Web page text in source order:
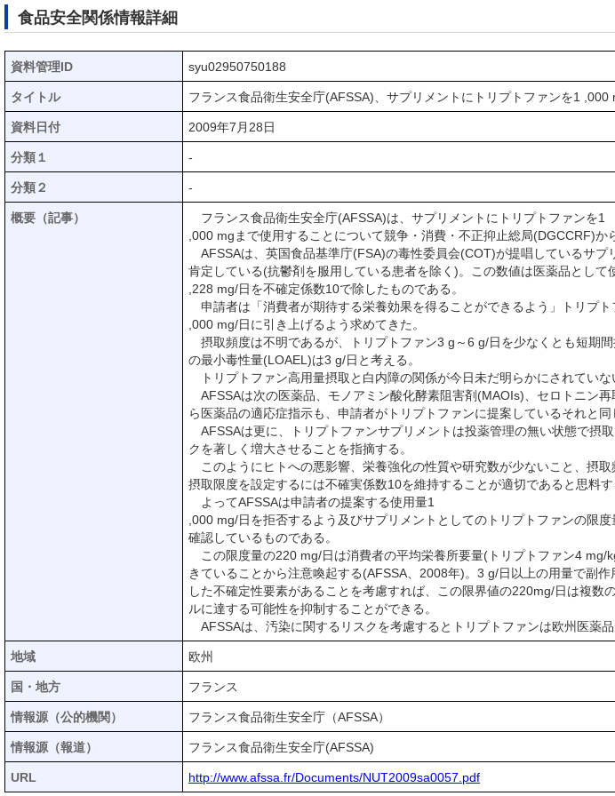
食品安全関係情報詳細
資料管理ID syu02950750188
タイトル フランス食品衛生安全庁(AFSSA)、サプリメントにトリプトファンを1
資料日付 2009年7月28日
分類１ -
分類２ -
概要（記事）
フランス食品衛生安全庁(AFSSA)は、サプリメントにトリプトファンを1
,000 mgまで使用することについて競争・消費・不正抑止総局(DGCCRF)か
AFSSAは、英国食品基準庁(FSA)の毒性委員会(COT)が提唱しているサ
肯定している(抗鬱剤を服用している患者を除く)。この数値は医薬品とし
,228 mg/日を不確定係数10で除したものである。
申請者は「消費者が期待する栄養効果を得ることができるよう」トリプ
,000 mg/日に引き上げるよう求めてきた。
摂取頻度は不明であるが、トリプトファン3 g～6 g/日を少なくとも短期
の最小毒性量(LOAEL)は3 g/日と考える。
トリプトファン高用量摂取と白内障の関係が今日未だ明らかにされていな
AFSSAは次の医薬品、モノアミン酸化酵素阻害剤(MAOIs)、セロトニン
ら医薬品の適応症指示も、申請者がトリプトファンに提案しているそれと
AFSSAは更に、トリプトファンサプリメントは投薬管理の無い状態で摂
クを著しく増大させることを指摘する。
このようにヒトへの悪影響、栄養強化の性質や研究数が少ないこと、摂
摂取限度を設定するには不確実係数10を維持することが適切であると思料す
よってAFSSAは申請者の提案する使用量1
,000 mg/日を拒否するよう及びサプリメントとしてのトリプトファンの限
確認しているものである。
この限度量の220 mg/日は消費者の平均栄養所要量(トリプトファン4 mg/
きていることから注意喚起する(AFSSA、2008年)。3 g/日以上の用量で副
した不確定性要素があることを考慮すれば、この限界値の220mg/日は複
ルに達する可能性を抑制することができる。
AFSSAは、汚染に関するリスクを考慮するとトリプトファンは欧州医薬
地域 欧州
国・地方 フランス
情報源（公的機関） フランス食品衛生安全庁（AFSSA）
情報源（報道） フランス食品衛生安全庁(AFSSA)
URL http://www.afssa.fr/Documents/NUT2009sa0057.pdf